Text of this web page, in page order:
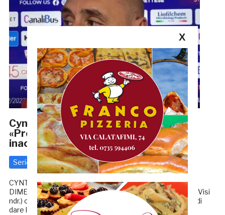
Cynthialbalonga-Samb 3-0, Alfonsi:
«Prestazioni come questa sono
inaccettabili»
Serie D 15 Gennaio 2023 diRiccardo Mancini
CYNTHIALBALONGA-SAMB 3-0, ALFONSI E VISI SI
DIMETTONO SANTE ALFONSI (All. Samb): «Io e Stefano (Visi
ndr.) ci siamo confrontati a fine partita e abbiamo deciso di
dare le dimissioni. Il presidente è stato informato e […]
X